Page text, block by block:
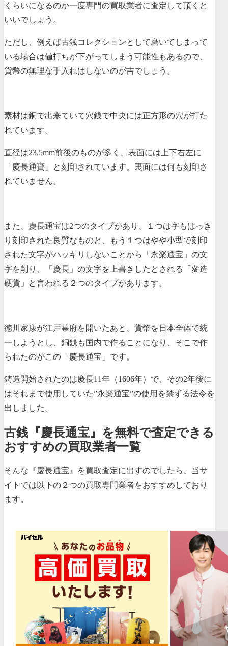
くらいになるのか一度専門の買取業者に査定して頂くと
いいでしょう。
ただし、例えば古銭コレクションとして磨いてしまって
いる場合は値打ちが下がってしまう可能性もあるので、
貨幣の無理な手入れはしないのが吉でしょう。
素材は銅で出来ていて穴銭で中央には正方形の穴が打た
れています。
直径は23.5mm前後のものが多く、表面には上下右左に
「慶長通寶」と刻印されています。裏面には何も刻印さ
れていません。
また、慶長通宝は2つのタイプがあり、１つは字もはっき
り刻印された良質なものと、もう１つはやや小型で刻印
された文字がハッキリしないことから「永楽通宝」の文
字を削り、「慶長」の文字を上書きしたとされる「変造
硬貨」と言われる２つのタイプがあります。
徳川家康が江戸幕府を開いたあと、貨幣を日本全体で統
一しようとし、銅銭も国内で作ることになり、そこで作
られたのがこの「慶長通宝」です。
鋳造開始されたのは慶長11年（1606年）で、その2年後に
はそれまで使用していた”永楽通宝”の使用を禁ずる法令を
出しました。
古銭『慶長通宝』を無料で査定できる
おすすめの買取業者一覧
そんな『慶長通宝』を買取査定に出すのでしたら、当サ
イトでは以下の２つの買取専門業者をおすすめしており
ます。